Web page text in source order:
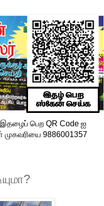
இதழைப் பெற QR Code ஐ
9886001357